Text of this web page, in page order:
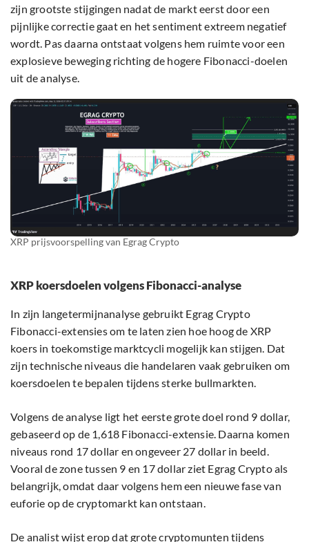
zijn grootste stijgingen nadat de markt eerst door een
pijnlijke correctie gaat en het sentiment extreem negatief
wordt. Pas daarna ontstaat volgens hem ruimte voor een
explosieve beweging richting de hogere Fibonacci-doelen
uit de analyse.
XRP prijsvoorspelling van Egrag Crypto
XRP koersdoelen volgens Fibonacci-analyse
In zijn langetermijnanalyse gebruikt Egrag Crypto
Fibonacci-extensies om te laten zien hoe hoog de XRP
koers in toekomstige marktcycli mogelijk kan stijgen. Dat
zijn technische niveaus die handelaren vaak gebruiken om
koersdoelen te bepalen tijdens sterke bullmarkten.
Volgens de analyse ligt het eerste grote doel rond 9 dollar,
gebaseerd op de 1,618 Fibonacci-extensie. Daarna komen
niveaus rond 17 dollar en ongeveer 27 dollar in beeld.
Vooral de zone tussen 9 en 17 dollar ziet Egrag Crypto als
belangrijk, omdat daar volgens hem een nieuwe fase van
euforie op de cryptomarkt kan ontstaan.
De analist wijst erop dat grote cryptomunten tijdens